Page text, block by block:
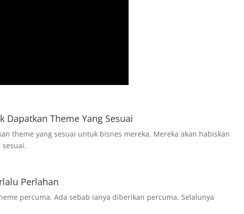
Dapatkan Theme Yang Sesuai
theme yang sesuai untuk bisnes mereka. Mereka akan habiskan
Perlahan
percuma. Ada sebab ianya diberikan percuma. Selalunya